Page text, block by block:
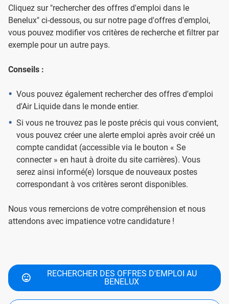
Cliquez sur "rechercher des offres d'emploi dans le
Benelux" ci-dessous, ou sur notre page d'offres d'emploi,
vous pouvez modifier vos critères de recherche et filtrer par
exemple pour un autre pays.
Conseils :
Vous pouvez également rechercher des offres d'emploi
d'Air Liquide dans le monde entier.
Si vous ne trouvez pas le poste précis qui vous convient,
vous pouvez créer une alerte emploi après avoir créé un
compte candidat (accessible via le bouton « Se
connecter » en haut à droite du site carrières). Vous
serez ainsi informé(e) lorsque de nouveaux postes
correspondant à vos critères seront disponibles.
Nous vous remercions de votre compréhension et nous
attendons avec impatience votre candidature !
RECHERCHER DES OFFRES D'EMPLOI AU
BENELUX